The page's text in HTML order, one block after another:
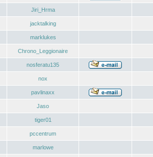
Jiri_Hrma
jacktalking
marklukes
Chrono_Leggionaire
nosferatu135
nox
pavlinaxx
Jaso
tiger01
pccentrum
marlowe